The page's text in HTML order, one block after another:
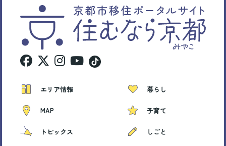
エリア情報
MAP
トピックス
暮らし
子育て
しごと